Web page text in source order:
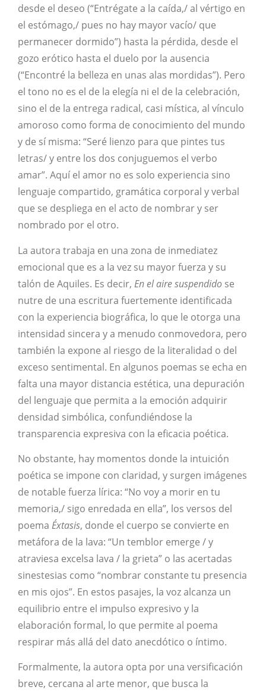
desde el deseo (“Entrégate a la caída,/ al vértigo en
el estómago,/ pues no hay mayor vacío/ que
permanecer dormido”) hasta la pérdida, desde el
gozo erótico hasta el duelo por la ausencia
(“Encontré la belleza en unas alas mordidas”). Pero
el tono no es el de la elegía ni el de la celebración,
sino el de la entrega radical, casi mística, al vínculo
amoroso como forma de conocimiento del mundo
y de sí misma: “Seré lienzo para que pintes tus
letras/ y entre los dos conjuguemos el verbo
amar”. Aquí el amor no es solo experiencia sino
lenguaje compartido, gramática corporal y verbal
que se despliega en el acto de nombrar y ser
nombrado por el otro.
La autora trabaja en una zona de inmediatez
emocional que es a la vez su mayor fuerza y su
talón de Aquiles. Es decir, En el aire suspendido se
nutre de una escritura fuertemente identificada
con la experiencia biográfica, lo que le otorga una
intensidad sincera y a menudo conmovedora, pero
también la expone al riesgo de la literalidad o del
exceso sentimental. En algunos poemas se echa en
falta una mayor distancia estética, una depuración
del lenguaje que permita a la emoción adquirir
densidad simbólica, confundiéndose la
transparencia expresiva con la eficacia poética.
No obstante, hay momentos donde la intuición
poética se impone con claridad, y surgen imágenes
de notable fuerza lírica: “No voy a morir en tu
memoria,/ sigo enredada en ella”, los versos del
poema Éxtasis, donde el cuerpo se convierte en
metáfora de la lava: “Un temblor emerge / y
atraviesa excelsa lava / la grieta” o las acertadas
sinestesias como “nombrar constante tu presencia
en mis ojos”. En estos pasajes, la voz alcanza un
equilibrio entre el impulso expresivo y la
elaboración formal, lo que permite al poema
respirar más allá del dato anecdótico o íntimo.
Formalmente, la autora opta por una versificación
breve, cercana al arte menor, que busca la